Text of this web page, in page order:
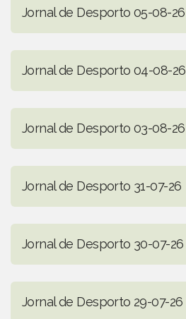
Jornal de Desporto 05-08-26
Jornal de Desporto 04-08-26
Jornal de Desporto 03-08-26
Jornal de Desporto 31-07-26
Jornal de Desporto 30-07-26
Jornal de Desporto 29-07-26